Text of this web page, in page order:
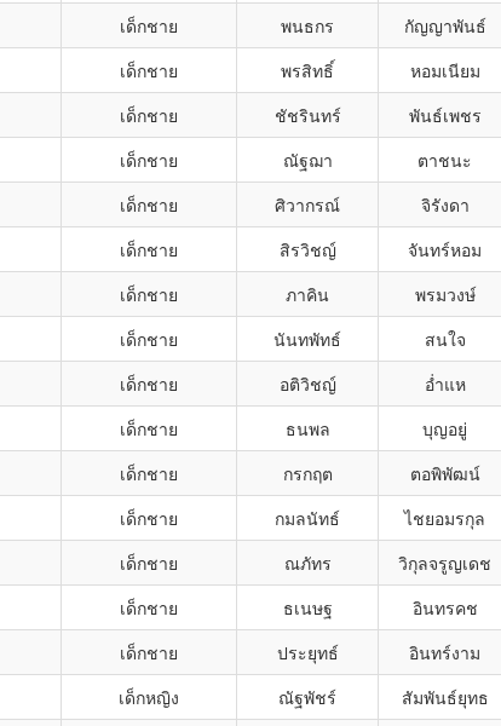
เด็กชาย พนธกร กัญญาพันธ์
เด็กชาย พรสิทธิ์ หอมเนียม
เด็กชาย ชัชรินทร์ พันธ์เพชร
เด็กชาย ณัฐฌา ตาชนะ
เด็กชาย ศิวากรณ์ จิรังดา
เด็กชาย สิรวิชญ์ จันทร์หอม
เด็กชาย ภาคิน พรมวงษ์
เด็กชาย นันทพัทธ์ สนใจ
เด็กชาย อติวิชญ์ อ่ำแห
เด็กชาย ธนพล บุญอยู่
เด็กชาย กรกฤต ตอพิพัฒน์
เด็กชาย กมลนัทธ์ ไชยอมรกุล
เด็กชาย ณภัทร วิกุลจรูญเดช
เด็กชาย ธเนษฐ อินทรคช
เด็กชาย ประยุทธ์ อินทร์งาม
เด็กหญิง ณัฐพัชร์ สัมพันธ์ยุทธ